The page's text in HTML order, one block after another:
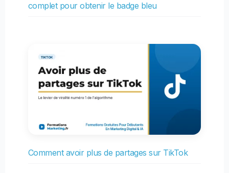
complet pour obtenir le badge bleu
Comment avoir plus de partages sur TikTok